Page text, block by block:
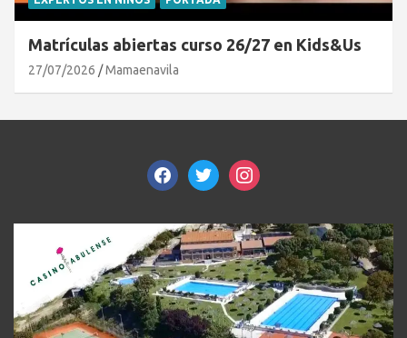
Matrículas abiertas curso 26/27 en Kids&Us
27/07/2026 Mamaenavila
facebooktwitterinstagram